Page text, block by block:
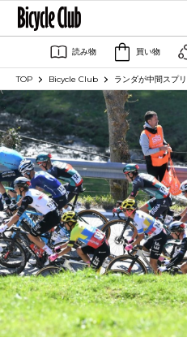
読み物 買い物
TOP Bicycle Club ランダが中間スプ